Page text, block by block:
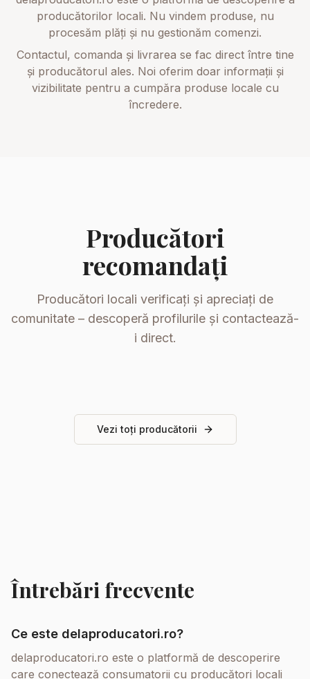
producătorilor locali. Nu vindem produse, nu
procesăm plăți și nu gestionăm comenzi.
Contactul, comanda și livrarea se fac direct între tine
și producătorul ales. Noi oferim doar informații și
vizibilitate pentru a cumpăra produse locale cu
încredere.
Producători
recomandați
Producători locali verificați și apreciați de
comunitate – descoperă profilurile și contactează-
i direct.
Vezi toți producătorii
Întrebări frecvente
Ce este delaproducatori.ro?
delaproducatori.ro este o platformă de descoperire
care conectează consumatorii cu producători locali